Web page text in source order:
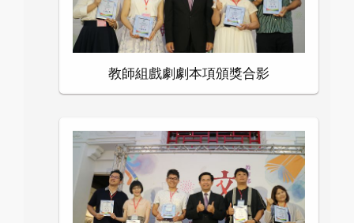
教師組戲劇劇本項頒獎合影